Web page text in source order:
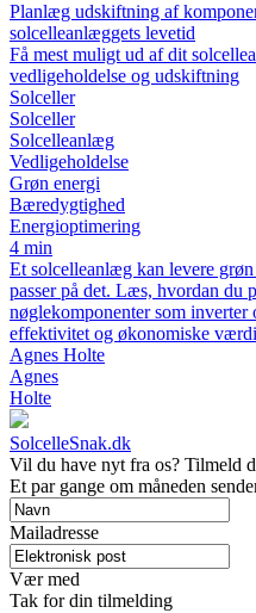
Planlæg udskiftning af
solcelleanlæggets levetid
Få mest muligt ud af dit
vedligeholdelse og udskiftning
Solceller
Solceller
Solcelleanlæg
Vedligeholdelse
Grøn energi
Bæredygtighed
Energioptimering
4 min
Et solcelleanlæg kan levere
passer på det. Læs, hvordan du
nøglekomponenter som inverter
effektivitet og økonomiske
Agnes Holte
Agnes
Holte
SolcelleSnak.dk
Vil du have nyt fra os? Tilmeld
Et par gange om måneden
Mailadresse
Vær med
Tak for din tilmelding